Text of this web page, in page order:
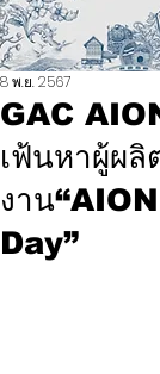
GAC
เฟ้นหาผู้ผ
งาน
Day”
8 พ.ย. 2567